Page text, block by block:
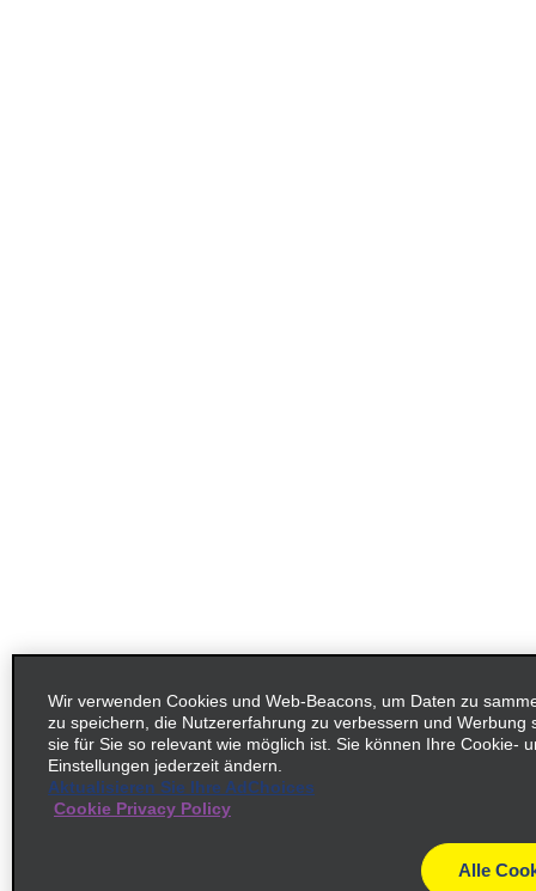
Wir verwenden Cookies und Web-Beacons, um Daten zu
zu speichern, die Nutzererfahrung zu verbessern und Werbung
sie für Sie so relevant wie möglich ist. Sie können Ihre Cookie-
Einstellungen jederzeit ändern.
Aktualisieren Sie Ihre AdChoices
Cookie Privacy Policy
Alle